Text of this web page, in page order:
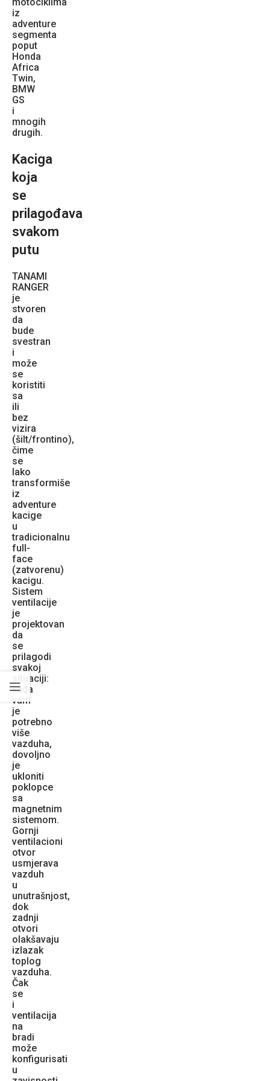
iz
adventure
segmenta
poput
Honda
Africa
Twin,
BMW
GS
i
mnogih
drugih.
Kaciga
koja
se
prilagođava
svakom
putu
TANAMI
RANGER
je
stvoren
da
bude
svestran
i
može
se
koristiti
sa
ili
bez
vizira
(šilt/frontino),
čime
se
lako
transformiše
iz
adventure
kacige
u
tradicionalnu
full-
face
(zatvorenu)
kacigu.
Sistem
ventilacije
je
projektovan
da
se
prilagodi
svakoj
situaciji:
kada
vam
je
potrebno
više
vazduha,
dovoljno
je
ukloniti
poklopce
sa
magnetnim
sistemom.
Gornji
ventilacioni
otvor
usmjerava
vazduh
u
unutrašnjost,
dok
zadnji
otvori
olakšavaju
izlazak
toplog
vazduha.
Čak
se
i
ventilacija
na
bradi
može
konfigurisati
u